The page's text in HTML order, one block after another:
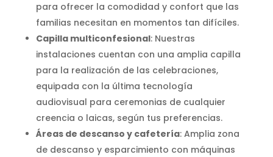
para ofrecer la comodidad y confort que las
familias necesitan en momentos tan difíciles.
Capilla multiconfesional: Nuestras
instalaciones cuentan con una amplia capilla
para la realización de las celebraciones,
equipada con la última tecnología
audiovisual para ceremonias de cualquier
creencia o laicas, según tus preferencias.
Áreas de descanso y cafetería: Amplia zona
de descanso y esparcimiento con máquinas